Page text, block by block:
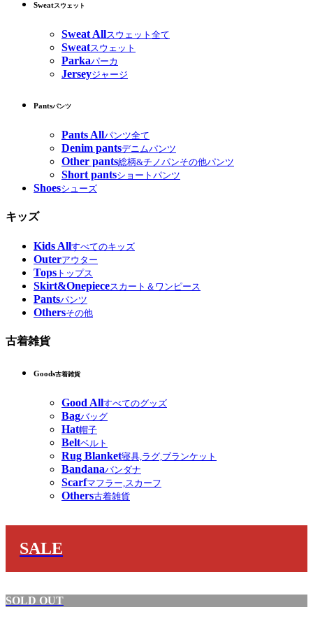
Sweatスウェット
Sweat Allスウェット全て
Sweatスウェット
Parkaパーカ
Jerseyジャージ
Pantsパンツ
Pants Allパンツ全て
Denim pantsデニムパンツ
Other pants総柄&チノパンその他パンツ
Short pantsショートパンツ
Shoesシューズ
キッズ
Kids Allすべてのキッズ
Outerアウター
Tops トップス
Skirt&Onepieceスカート＆ワンピース
Pantsパンツ
Othersその他
古着雑貨
Goods古着雑貨
Good Allすべてのグッズ
Bagバッグ
Hat帽子
Beltベルト
Rug Blanket寝具,ラグ,ブランケット
Bandanaバンダナ
Scarfマフラー,スカーフ
Others古着雑貨
SALE
SOLD OUT